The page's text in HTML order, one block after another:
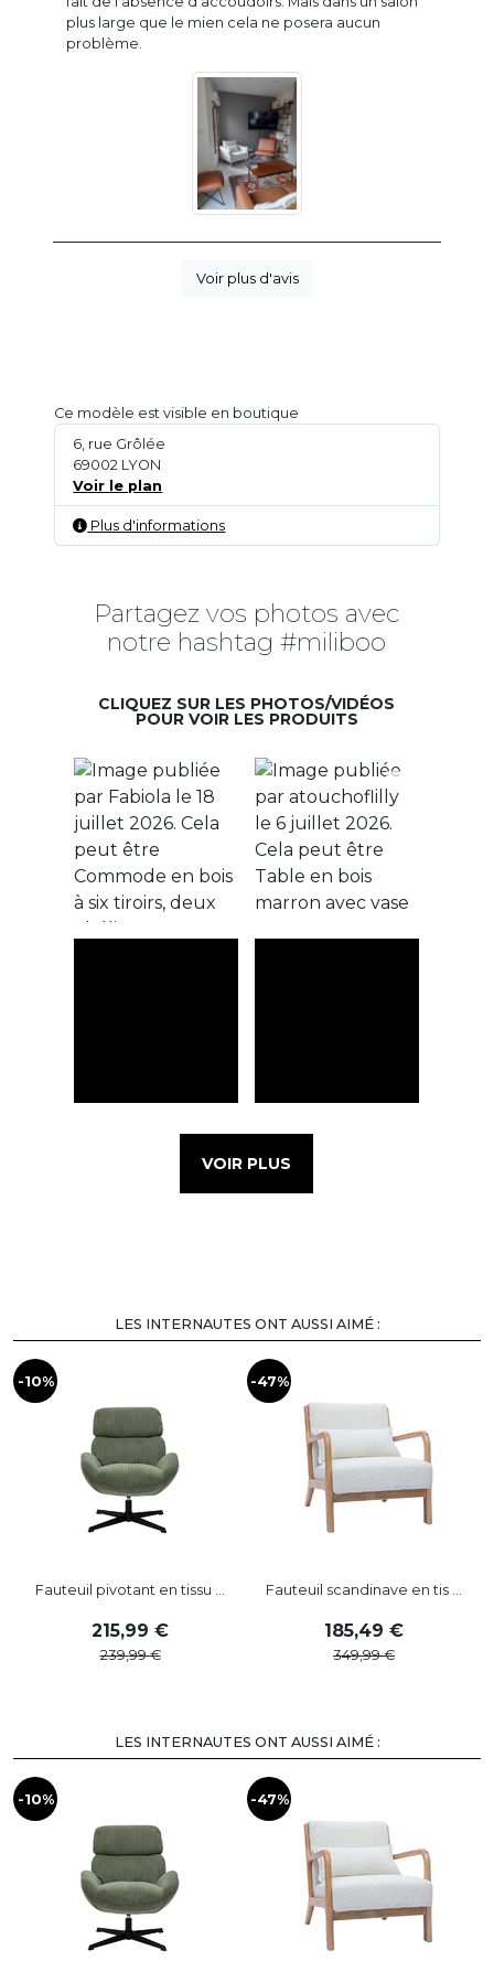
plus large que le mien cela ne posera aucun
problème.
Voir plus d'avis
Ce modèle est visible en boutique
6, rue Grôlée
69002 LYON
Voir le plan
Plus d'informations
Partagez vos photos avec
notre hashtag #miliboo
CLIQUEZ SUR LES PHOTOS/VIDÉOS
POUR VOIR LES PRODUITS
VOIR PLUS
LES INTERNAUTES ONT AUSSI AIMÉ :
-10%
Fauteuil pivotant en tissu ...
215,99
239,99
-47%
Fauteuil scandinave en tis ...
185,49
349,99
LES INTERNAUTES ONT AUSSI AIMÉ :
-10% -47%